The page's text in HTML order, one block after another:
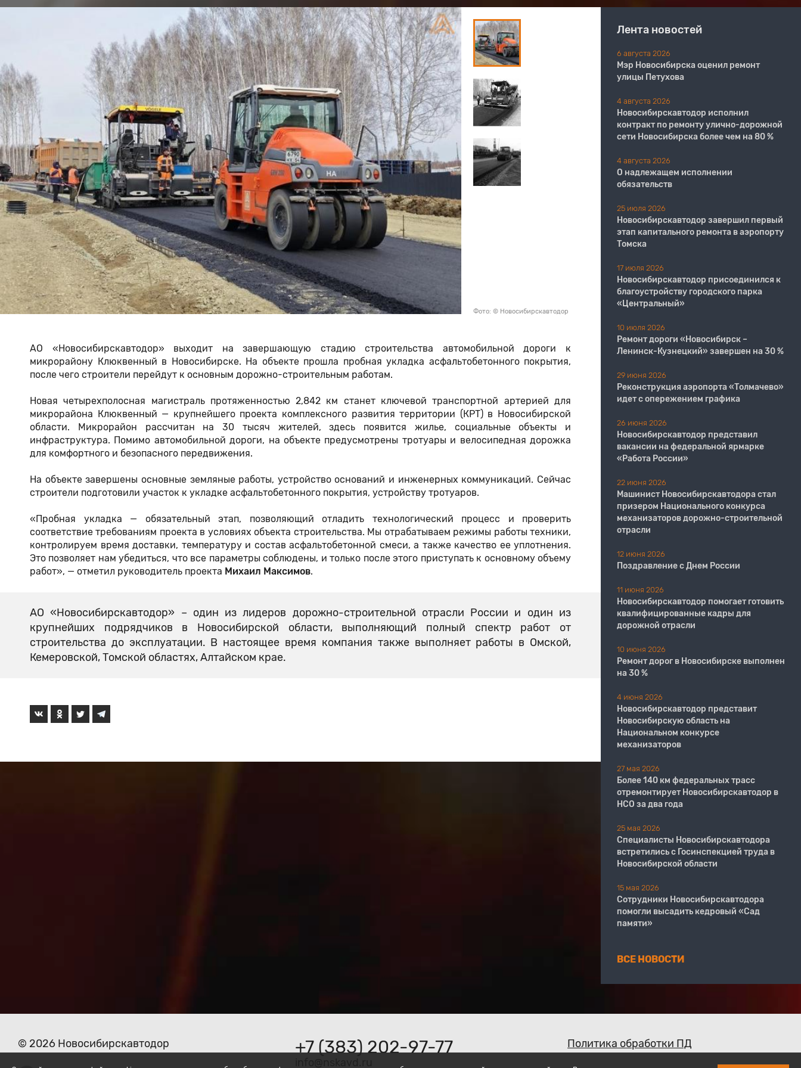
Фото: © Новосибирскавтодор
АО «Новосибирскавтодор» выходит на завершающую стадию строительства автомобильной дороги к
микрорайону Клюквенный в Новосибирске. На объекте прошла пробная укладка асфальтобетонного покрытия,
после чего строители перейдут к основным дорожно-строительным работам.
Новая четырехполосная магистраль протяженностью 2,842 км станет ключевой транспортной артерией для
микрорайона Клюквенный — крупнейшего проекта комплексного развития территории (КРТ) в Новосибирской
области. Микрорайон рассчитан на 30 тысяч жителей, здесь появится жилье, социальные объекты и
инфраструктура. Помимо автомобильной дороги, на объекте предусмотрены тротуары и велосипедная дорожка
для комфортного и безопасного передвижения.
На объекте завершены основные земляные работы, устройство оснований и инженерных коммуникаций. Сейчас
строители подготовили участок к укладке асфальтобетонного покрытия, устройству тротуаров.
«Пробная укладка — обязательный этап, позволяющий отладить технологический процесс и проверить
соответствие требованиям проекта в условиях объекта строительства. Мы отрабатываем режимы работы техники,
контролируем время доставки, температуру и состав асфальтобетонной смеси, а также качество ее уплотнения.
Это позволяет нам убедиться, что все параметры соблюдены, и только после этого приступать к основному объему
работ», — отметил руководитель проекта Михаил Максимов.
АО «Новосибирскавтодор» – один из лидеров дорожно-строительной отрасли России и один из
крупнейших подрядчиков в Новосибирской области, выполняющий полный спектр работ от
строительства до эксплуатации. В настоящее время компания также выполняет работы в Омской,
Кемеровской, Томской областях, Алтайском крае.
Лента новостей
6 августа 2026
Мэр Новосибирска оценил ремонт
улицы Петухова
4 августа 2026
Новосибирскавтодор исполнил
контракт по ремонту улично-дорожной
сети Новосибирска более чем на 80 %
4 августа 2026
О надлежащем исполнении
обязательств
25 июля 2026
Новосибирскавтодор завершил первый
этап капитального ремонта в аэропорту
Томска
17 июля 2026
Новосибирскавтодор присоединился к
благоустройству городского парка
«Центральный»
10 июля 2026
Ремонт дороги «Новосибирск –
Ленинск-Кузнецкий» завершен на 30 %
29 июня 2026
Реконструкция аэропорта «Толмачево»
идет с опережением графика
26 июня 2026
Новосибирскавтодор представил
вакансии на федеральной ярмарке
«Работа России»
22 июня 2026
Машинист Новосибирскавтодора стал
призером Национального конкурса
механизаторов дорожно-строительной
отрасли
12 июня 2026
Поздравление с Днем России
11 июня 2026
​​​​​​​Новосибирскавтодор помогает готовить
квалифицированные кадры для
дорожной отрасли
10 июня 2026
Ремонт дорог в Новосибирске выполнен
на 30 %
4 июня 2026
Новосибирскавтодор представит
Новосибирскую область на
Национальном конкурсе
механизаторов
27 мая 2026
Более 140 км федеральных трасс
отремонтирует Новосибирскавтодор в
НСО за два года
25 мая 2026
Специалисты Новосибирскавтодора
встретились с Госинспекцией труда в
Новосибирской области
15 мая 2026
Сотрудники Новосибирскавтодора
помогли высадить кедровый «Сад
памяти»
ВСЕ НОВОСТИ
© 2026 Новосибирскавтодор +7 (383) 202-97-77 Политика обработки ПД